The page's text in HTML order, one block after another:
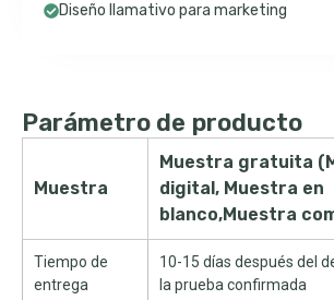
Diseño llamativo para marketing
Parámetro de producto
Muestra
Muestra gratuita
digital, Muestra en
blanco,Muestra
Tiempo de
entrega
10-15 días después del
la prueba confirmada